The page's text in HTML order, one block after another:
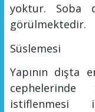
yoktur. Soba
görülmektedir.
Süslemesi
Yapının
cephelerinde
istiflenmesi